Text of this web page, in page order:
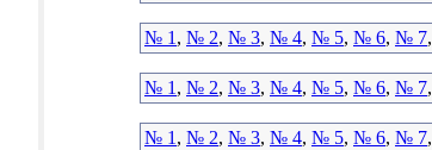
№ 1 , № 2, № 3, № 4, № 5, № 6, № 7,
№ 1 , № 2, № 3, № 4, № 5, № 6, № 7,
№ 1 , № 2, № 3, № 4, № 5, № 6, № 7,